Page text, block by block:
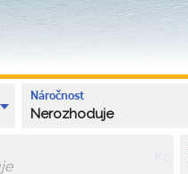
Náročnost
Nerozhoduje